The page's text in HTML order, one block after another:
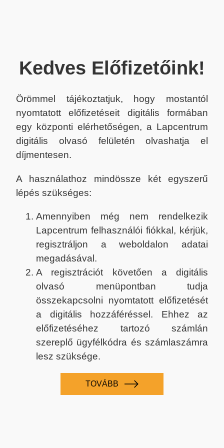
Kedves Előfizetőink!
Örömmel tájékoztatjuk, hogy mostantól
nyomtatott előfizetéseit digitális formában
egy központi elérhetőségen, a Lapcentrum
digitális olvasó felületén olvashatja el
díjmentesen.
A használathoz mindössze két egyszerű
lépés szükséges:
Amennyiben még nem rendelkezik
Lapcentrum felhasználói fiókkal, kérjük,
regisztráljon a weboldalon adatai
megadásával.
A regisztrációt követően a digitális
olvasó menüpontban tudja
összekapcsolni nyomtatott előfizetését
a digitális hozzáféréssel. Ehhez az
előfizetéséhez tartozó számlán
szereplő ügyfélkódra és számlaszámra
lesz szüksége.
TOVÁBB